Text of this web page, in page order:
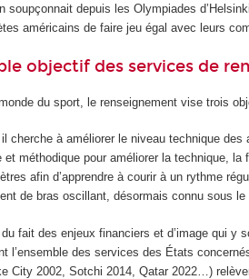
soupçonnait depuis les Olympiades
américains de faire jeu égal avec leurs
objectif des services de
du sport, le renseignement vise trois
il cherche à améliorer le niveau technique
et méthodique pour améliorer la technique,
afin d’apprendre à courir à un rythme
de bras oscillant, désormais connu sous
fait des enjeux financiers et d’image qui y
l’ensemble des services des États
City 2002, Sotchi 2014, Qatar 2022…)